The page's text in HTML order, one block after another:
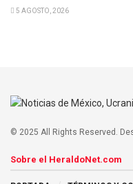
5 AGOSTO, 2026
© 2025 All Rights Reserved.
Sobre el HeraldoNet.com